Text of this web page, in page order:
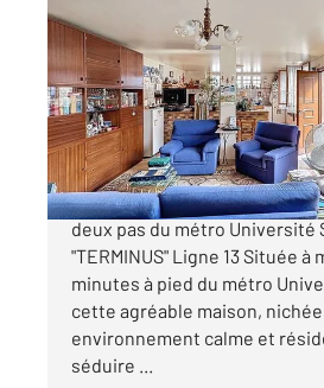
94 m
, 4 pièces
Ref : 9258
Maison à vendre
279 000 €
Maison familiale avec sous-sol
deux pas du métro Université
"TERMINUS" Ligne 13 Située à
minutes à pied du métro
cette agréable maison,
environnement calme et
séduire ...